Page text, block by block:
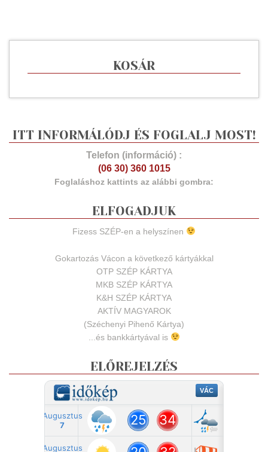
KOSÁR
ITT INFORMÁLÓDJ ÉS FOGLALJ MOST!
Telefon (információ) :
(06 30) 360 1015
Foglaláshoz kattints az alábbi gombra:
ELFOGADJUK
Fizess SZÉP-en a helyszínen
Gokartozás Vácon a következő kártyákkal
OTP SZÉP KÁRTYA
MKB SZÉP KÁRTYA
K&H SZÉP KÁRTYA
AKTÍV MAGYAROK
(Széchenyi Pihenő Kártya)
...és bankkártyával is
ELŐREJELZÉS